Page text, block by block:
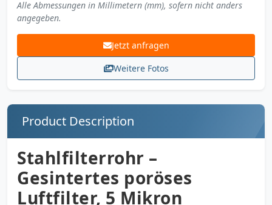
Alle Abmessungen in Millimetern (mm), sofern nicht anders
angegeben.
Jetzt anfragen
Weitere Fotos
Product Description
Stahlfilterrohr –
Gesintertes poröses
Luftfilter, 5 Mikron